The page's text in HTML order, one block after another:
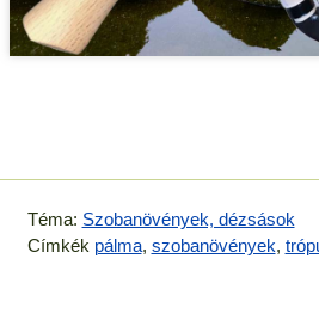
Téma: Szobanövények, dézsások
Címkék pálma, szobanövények,